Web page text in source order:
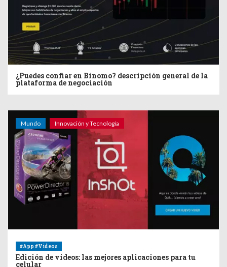
¿Puedes confiar en Binomo? descripción general de la
plataforma de negociación
Mundo Innovación y Tecnología
#App #Videos
Edición de videos: las mejores aplicaciones para tu
celular